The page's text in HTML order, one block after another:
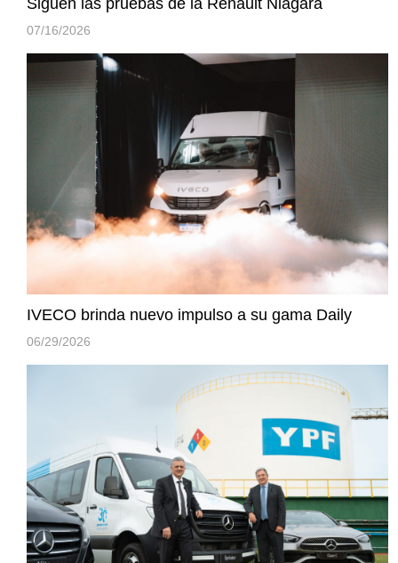
Siguen las pruebas de la Renault Niagara
07/16/2026
IVECO brinda nuevo impulso a su gama Daily
06/29/2026